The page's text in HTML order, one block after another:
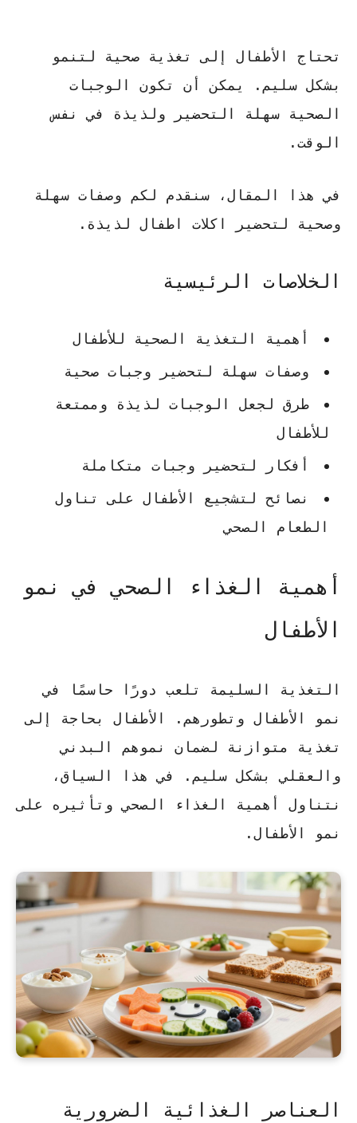
تحتاج الأطفال إلى تغذية صحية لتنمو
بشكل سليم. يمكن أن تكون الوجبات
الصحية سهلة التحضير ولذيذة في نفس
الوقت.
في هذا المقال، سنقدم لكم وصفات سهلة
وصحية لتحضير
اكلات اطفال لذيذة.
الخلاصات الرئيسية
أهمية التغذية الصحية للأطفال
وصفات سهلة لتحضير وجبات صحية
طرق لجعل الوجبات لذيذة وممتعة
للأطفال
أفكار لتحضير وجبات متكاملة
نصائح لتشجيع الأطفال على تناول
الطعام الصحي
أهمية الغذاء الصحي في نمو
الأطفال
التغذية السليمة تلعب دورًا حاسمًا في
نمو الأطفال وتطورهم. الأطفال بحاجة إلى
تغذية متوازنة لضمان نموهم البدني
والعقلي بشكل سليم. في هذا السياق،
نتناول أهمية الغذاء الصحي وتأثيره على
نمو الأطفال.
العناصر الغذائية الضرورية